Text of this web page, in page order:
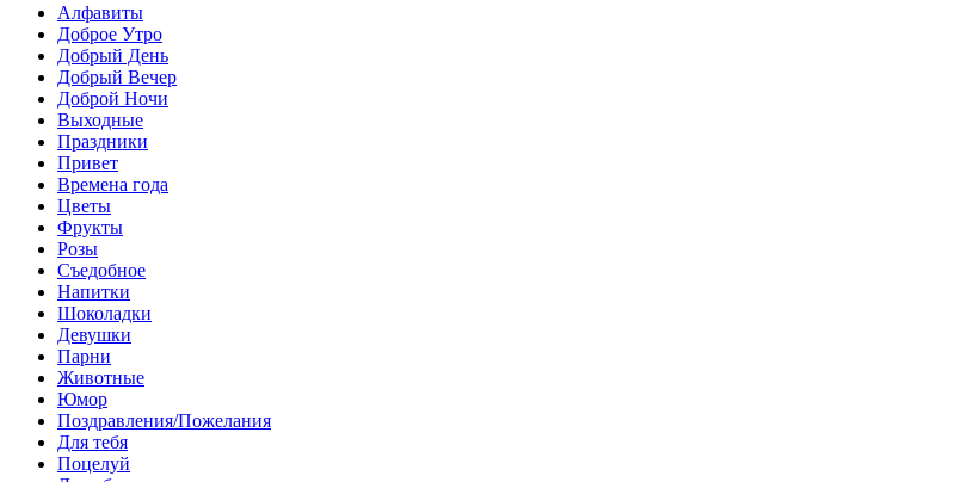
Алфавиты
Доброе Утро
Добрый День
Добрый Вечер
Доброй Ночи
Выходные
Праздники
Привет
Времена года
Цветы
Фрукты
Розы
Съедобное
Напитки
Шоколадки
Девушки
Парни
Животные
Юмор
Поздравления/Пожелания
Для тебя
Поцелуй